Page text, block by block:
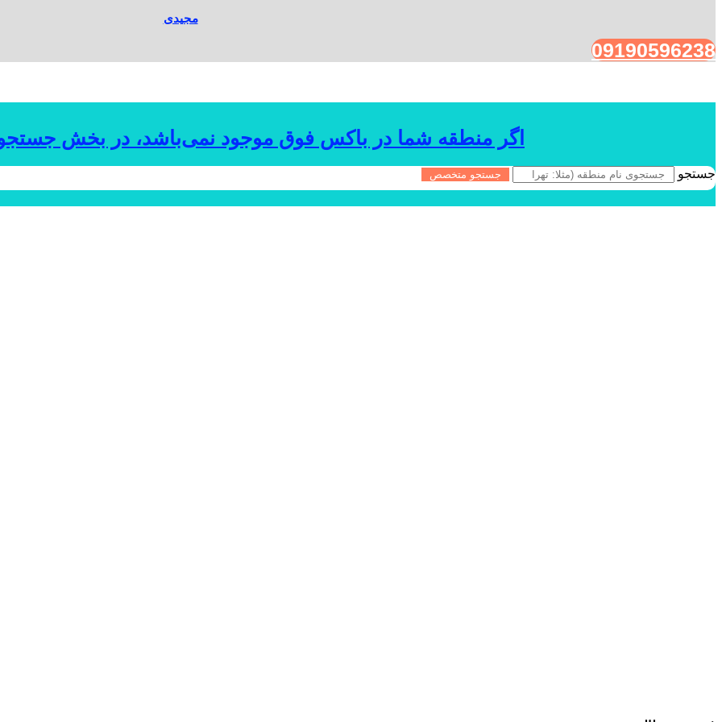
مجیدی
09190596238
اگر منطقه شما در باکس فوق موجود نمی‌باشد، در بخش جستجو
جستجو جستجو متخصص